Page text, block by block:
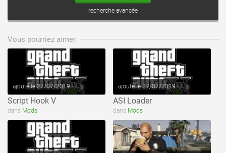
recherche avancée
Vous pourriez aimer
ajouté le 27/07/2019
Script Hook V
dans Mods
ajouté le 27/07/2019
ASI Loader
dans Mods
voir ce fichier voir ce fichier